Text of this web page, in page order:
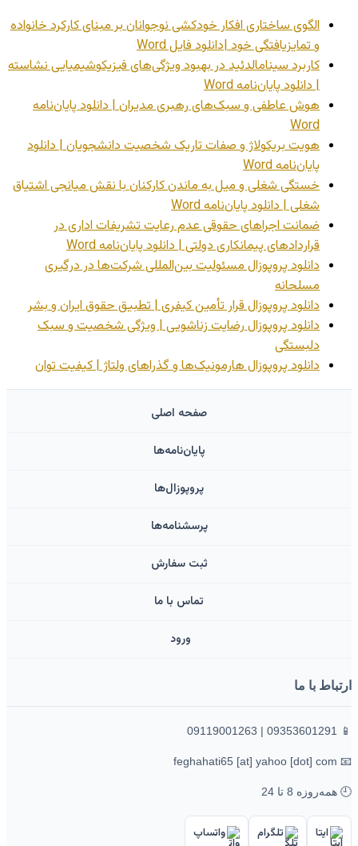
الگوی ساختاری افکار خودکشی نوجوانان بر مبنای کارکرد خانواده
و تمایزیافتگی خود |دانلود فایل Word
کاربرد سینامالدئید در بهبود ویژگی‌های فیزیکوشیمیایی نشاسته
| دانلود پایان‌نامه Word
هوش عاطفی و سبک‌های رهبری مدیران | دانلود پایان‌نامه
Word
هویت بریکولاژ و صفات تاریک شخصیت دانشجویان | دانلود
پایان‌نامه Word
خستگی شغلی و میل به ماندن کارکنان با نقش میانجی اشتیاق
شغلی | دانلود پایان‌نامه Word
ضمانت اجراهای حقوقی عدم رعایت تشریفات اداری در
قراردادهای پیمانکاری دولتی | دانلود پایان‌نامه Word
دانلود پروپوزال مسئولیت بین‌المللی شرکت‌ها در درگیری
مسلحانه
دانلود پروپوزال قرار تأمین کیفری | تطبیق حقوق ایران و بشر
دانلود پروپوزال رضایت زناشویی | ویژگی شخصیت و سبک
دلبستگی
دانلود پروپوزال هارمونیک‌ها و گذراهای ولتاژ | کیفیت توان
صفحه اصلی
پایان‌نامه‌ها
پروپوزال‌ها
پرسشنامه‌ها
ثبت سفارش
تماس با ما
ورود ‌
ارتباط با ما
📱 09353601291 | 09119001263
📧 feghahati65 [at] yahoo [dot] com
🕘 همه‌روزه 8 تا 24
ایتا تلگرام واتساپ